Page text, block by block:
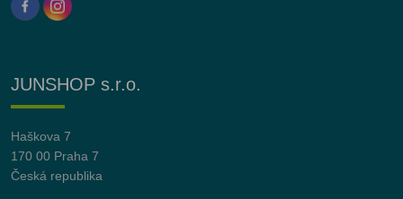
JUNSHOP s.r.o.
Haškova 7
170 00 Praha 7
Česká republika